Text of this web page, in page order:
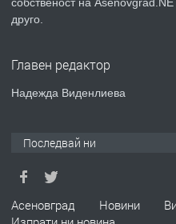
ПРЕДЛАГА ремонт
собственост на
друго.
Главен редактор
Надежда Виденлиева
Последвай ни
Асеновград Новини